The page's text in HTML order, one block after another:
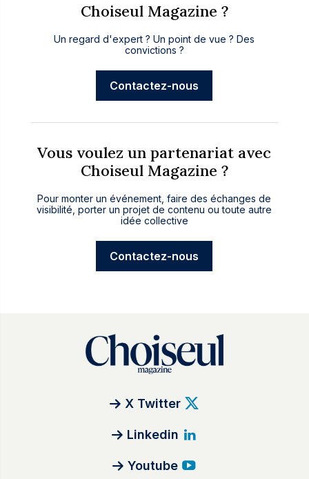
Choiseul Magazine ?
Un regard d'expert ? Un point de vue ? Des
convictions ?
Contactez-nous
Vous voulez un partenariat avec
Choiseul Magazine ?
Pour monter un événement, faire des échanges de
visibilité, porter un projet de contenu ou toute autre
idée collective
Contactez-nous
X Twitter
Linkedin
Youtube